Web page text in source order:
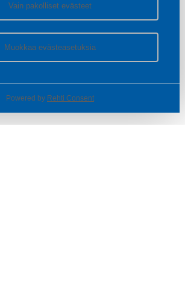
Vain pakolliset evästeet
Muokkaa evästeasetuksia
Powered by Rehti Consent